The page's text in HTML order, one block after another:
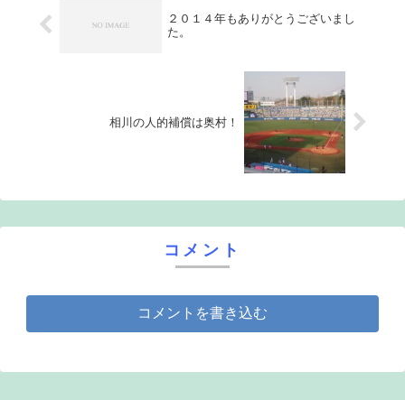
２０１４年もありがとうございまし
た。
相川の人的補償は奥村！
コメント
コメントを書き込む